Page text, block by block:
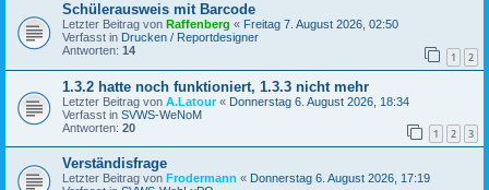
Schülerausweis mit Barcode
Letzter Beitrag von Raffenberg « Freitag 7. August 2026, 02:50
Verfasst in Drucken / Reportdesigner
Antworten: 14 1 2
1.3.2 hatte noch funktioniert, 1.3.3 nicht mehr
Letzter Beitrag von A.Latour« Donnerstag 6. August 2026, 18:34
Verfasst in SVWS-WeNoM
Antworten: 20 1 2 3
Verständisfrage
Letzter Beitrag von Frodermann « Donnerstag 6. August 2026, 17:19